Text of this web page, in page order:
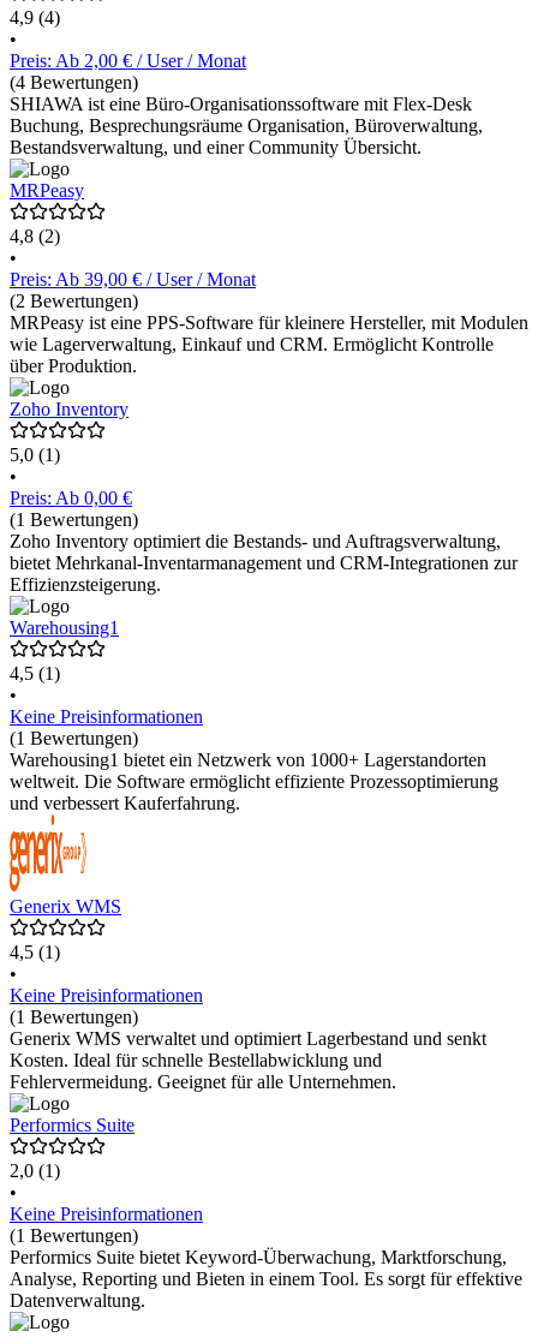
4,9 (4)
•
Preis: Ab 2,00 € / User / Monat
(4 Bewertungen)
SHIAWA ist eine Büro-Organisationssoftware mit Flex-Desk
Buchung, Besprechungsräume Organisation, Büroverwaltung,
Bestandsverwaltung, und einer Community Übersicht.
MRPeasy
4,8 (2)
•
Preis: Ab 39,00 € / User / Monat
(2 Bewertungen)
MRPeasy ist eine PPS-Software für kleinere Hersteller, mit Modulen
wie Lagerverwaltung, Einkauf und CRM. Ermöglicht Kontrolle
über Produktion.
Zoho Inventory
5,0 (1)
•
Preis: Ab 0,00 €
(1 Bewertungen)
Zoho Inventory optimiert die Bestands- und Auftragsverwaltung,
bietet Mehrkanal-Inventarmanagement und CRM-Integrationen zur
Effizienzsteigerung.
Warehousing1
4,5 (1)
•
Keine Preisinformationen
(1 Bewertungen)
Warehousing1 bietet ein Netzwerk von 1000+ Lagerstandorten
weltweit. Die Software ermöglicht effiziente Prozessoptimierung
und verbessert Kauferfahrung.
Generix WMS
4,5 (1)
•
Keine Preisinformationen
(1 Bewertungen)
Generix WMS verwaltet und optimiert Lagerbestand und senkt
Kosten. Ideal für schnelle Bestellabwicklung und
Fehlervermeidung. Geeignet für alle Unternehmen.
Performics Suite
2,0 (1)
•
Keine Preisinformationen
(1 Bewertungen)
Performics Suite bietet Keyword-Überwachung, Marktforschung,
Analyse, Reporting und Bieten in einem Tool. Es sorgt für effektive
Datenverwaltung.